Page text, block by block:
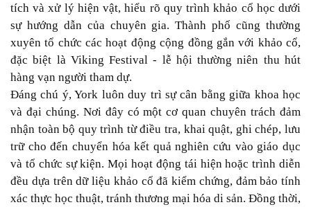
tích và xử lý hiện vật, hiểu rõ quy trình khảo cổ học dưới
sự hướng dẫn của chuyên gia. Thành phố cũng thường
xuyên tổ chức các hoạt động cộng đồng gắn với khảo cổ,
đặc biệt là Viking Festival - lễ hội thường niên thu hút
hàng vạn người tham dự.
Đáng chú ý, York luôn duy trì sự cân bằng giữa khoa học
và đại chúng. Nơi đây có một cơ quan chuyên trách đảm
nhận toàn bộ quy trình từ điều tra, khai quật, ghi chép, lưu
trữ cho đến chuyển hóa kết quả nghiên cứu vào giáo dục
và tổ chức sự kiện. Mọi hoạt động tái hiện hoặc trình diễn
đều dựa trên dữ liệu khảo cổ đã kiểm chứng, đảm bảo tính
xác thực học thuật, tránh thương mại hóa di sản. Đồng thời,